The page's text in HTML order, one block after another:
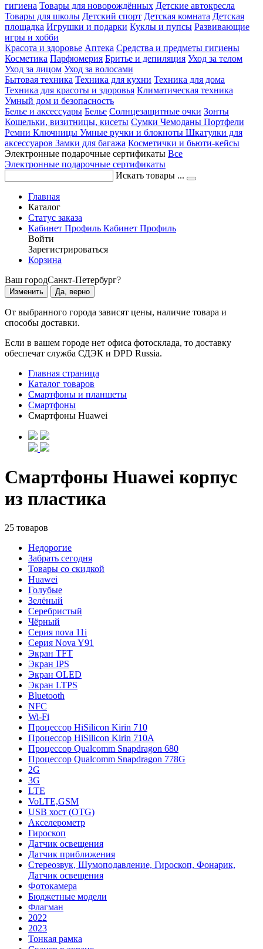
гигиена Товары для новорождённых Детские автокресла
Товары для школы Детский спорт Детская комната Детская
площадка Игрушки и подарки Куклы и пупсы Развивающие
игры и хобби
Красота и здоровье Аптека Средства и предметы гигиены
Косметика Парфюмерия Бритье и депиляция Уход за телом
Уход за лицом Уход за волосами
Бытовая техника Техника для кухни Техника для дома
Техника для красоты и здоровья Климатическая техника
Умный дом и безопасность
Белье и аксессуары Белье Солнцезащитные очки Зонты
Кошельки, визитницы, кисеты Сумки Чемоданы Портфели
Ремни Ключницы Умные ручки и блокноты Шкатулки для
аксессуаров Замки для багажа Косметички и бьюти-кейсы
Электронные подарочные сертификаты Все
Электронные подарочные сертификаты
Искать товары ...
Главная
Каталог
Статус заказа
Кабинет Профиль Кабинет Профиль
Войти
Зарегистрироваться
Корзина
Ваш городСанкт-Петербург?
Изменить Да, верно
От выбранного города зависят цены, наличие товара и
способы доставки.
Если в вашем городе нет офиса фотосклада, то доставку
обеспечат служба СДЭК и DPD Russia.
Главная страница
Каталог товаров
Смартфоны и планшеты
Смартфоны
Смартфоны Huawei
Смартфоны Huawei корпус
из пластика
25 товаров
Недорогие
Забрать сегодня
Товары со скидкой
Huawei
Голубые
Зелёный
Серебристый
Чёрный
Cерия nova 11i
Cерия Nova Y91
Экран TFT
Экран IPS
Экран OLED
Экран LTPS
Bluetooth
NFC
Wi-Fi
Процессор HiSilicon Kirin 710
Процессор HiSilicon Kirin 710A
Процессор Qualcomm Snapdragon 680
Процессор Qualcomm Snapdragon 778G
2G
3G
LTE
VoLTE,GSM
USB хост (OTG)
Акселерометр
Гироскоп
Датчик освещения
Датчик приближения
Стереозвук, Шумоподавление, Гироскоп, Фонарик,
Датчик освещения
Фотокамера
Бюджетные модели
Флагман
2022
2023
Тонкая рамка